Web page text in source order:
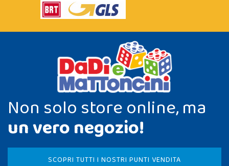
Non solo store online, ma
un vero negozio!
SCOPRI TUTTI I NOSTRI PUNTI VENDITA